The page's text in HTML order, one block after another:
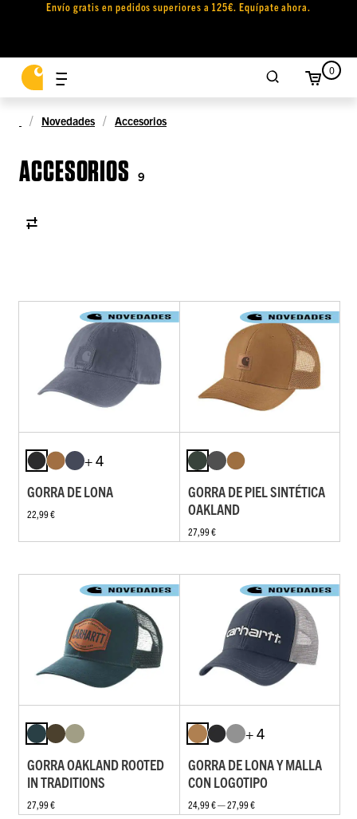
Envío gratis en pedidos superiores a 125€. Equípate ahora.
0
Novedades Accesorios
ACCESORIOS 9
+ 4
GORRA DE LONA
22,99 €
GORRA DE PIEL SINTÉTICA
OAKLAND
27,99 €
GORRA OAKLAND ROOTED
IN TRADITIONS
27,99 €
+ 4
GORRA DE LONA Y MALLA
CON LOGOTIPO
24,99 € — 27,99 €